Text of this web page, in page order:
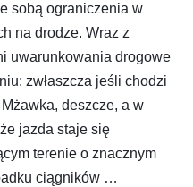
sobą ograniczenia w
na drodze. Wraz z
uwarunkowania drogowe
zwłaszcza jeśli chodzi
deszcze, a w
jazda staje się
terenie o znacznym
ciągników …